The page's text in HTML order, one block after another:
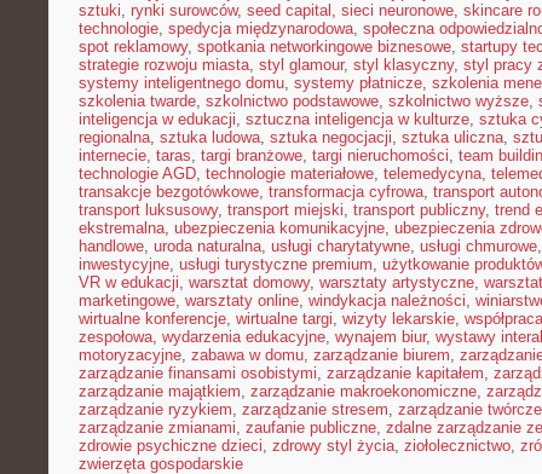
sztuki, rynki surowców, seed capital , sieci neuronowe, skincare
technologie, spedycja międzynarodowa, społeczna
spot reklamowy, spotkania networkingowe biznesowe, startupy
strategie rozwoju miasta, styl glamour, styl klasyczny, styl pracy
systemy inteligentnego domu, systemy płatnicze, szkolenia
szkolenia twarde, szkolnictwo podstawowe, szkolnictwo wyższe,
inteligencja w edukacji, sztuczna inteligencja w kulturze, sztuka
regionalna, sztuka ludowa, sztuka negocjacji, sztuka uliczna,
internecie, taras, targi branżowe, targi nieruchomości, team
technologie AGD, technologie materiałowe, telemedycyna,
transakcje bezgotówkowe, transformacja cyfrowa, transport
transport luksusowy, transport miejski, transport publiczny, trend
ekstremalna, ubezpieczenia komunikacyjne, ubezpieczenia
handlowe, uroda naturalna, usługi charytatywne, usługi chmurowe
inwestycyjne, usługi turystyczne premium, użytkowanie
VR w edukacji, warsztat domowy, warsztaty artystyczne,
marketingowe, warsztaty online, windykacja należności,
wirtualne konferencje, wirtualne targi, wizyty lekarskie,
zespołowa, wydarzenia edukacyjne, wynajem biur, wystawy
motoryzacyjne, zabawa w domu, zarządzanie biurem,
zarządzanie finansami osobistymi, zarządzanie kapitałem,
zarządzanie majątkiem, zarządzanie makroekonomiczne,
zarządzanie ryzykiem, zarządzanie stresem, zarządzanie twórcze
zarządzanie zmianami, zaufanie publiczne, zdalne zarządzanie
zdrowie psychiczne dzieci, zdrowy styl życia, ziołolecznictwo,
zwierzęta gospodarskie